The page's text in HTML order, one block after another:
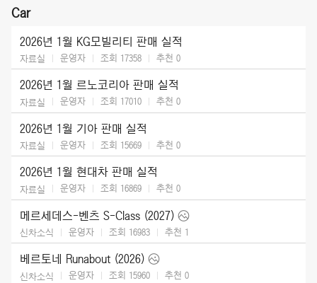
Car
2026년 1월 KG모빌리티 판매 실적
자료실 운영자 조회 17358 추천 0
2026년 1월 르노코리아 판매 실적
자료실 운영자 조회 17010 추천 0
2026년 1월 기아 판매 실적
자료실 운영자 조회 15669 추천 0
2026년 1월 현대차 판매 실적
자료실 운영자 조회 16869 추천 0
메르세데스-벤츠 S-Class (2027)
신차소식 운영자 조회 16983 추천 1
베르토네 Runabout (2026)
신차소식 운영자 조회 15960 추천 0